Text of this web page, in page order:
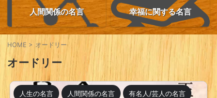
人間関係の名言 幸福に関する名言
HOME > オードリー
オードリー
人生の名言 人間関係の名言 有名人/芸人の名言